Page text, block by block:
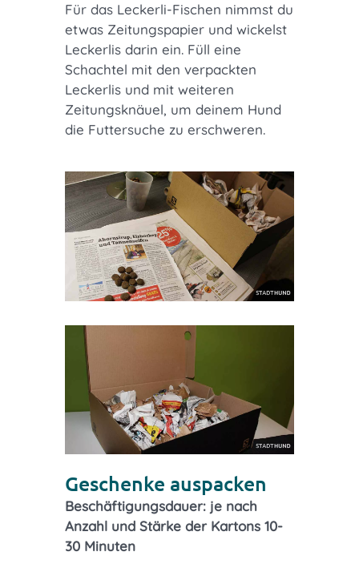
Für das Leckerli-Fischen nimmst du
etwas Zeitungspapier und wickelst
Leckerlis darin ein. Füll eine
Schachtel mit den verpackten
Leckerlis und mit weiteren
Zeitungsknäuel, um deinem Hund
die Futtersuche zu erschweren.
Geschenke auspacken
Beschäftigungsdauer: je nach
Anzahl und Stärke der Kartons 10-
30 Minuten